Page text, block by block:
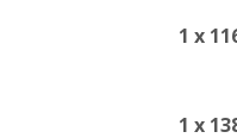
1 x
1 x